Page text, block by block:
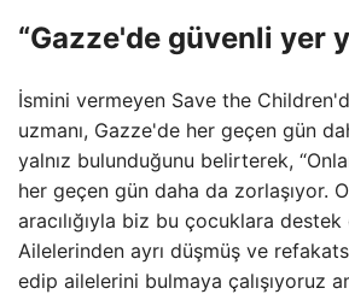
“Gazze'de güvenli yer
İsmini vermeyen Save the
uzmanı, Gazze'de her geçen gün
yalnız bulunduğunu belirterek,
her geçen gün daha da zorlaşıyor.
aracılığıyla biz bu çocuklara destek
Ailelerinden ayrı düşmüş ve
edip ailelerini bulmaya çalışıyoruz